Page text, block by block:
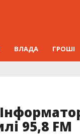
ВЛАДА ГРОШІ
95,8 FM